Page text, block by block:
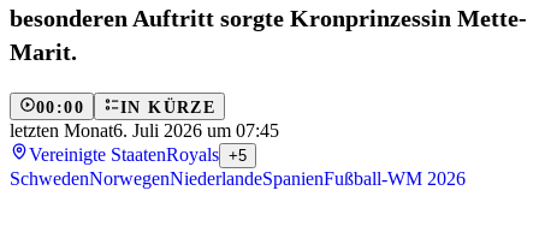
besonderen Auftritt sorgte Kronprinzessin Mette-
Marit.
00:00 IN KÜRZE
letzten Monat6. Juli 2026 um 07:45
Vereinigte StaatenRoyals +5
SchwedenNorwegenNiederlandeSpanienFußball-WM 2026